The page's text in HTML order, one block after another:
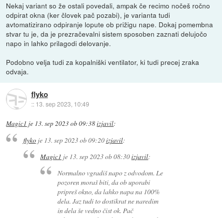
Nekaj variant so že ostali povedali, ampak če recimo nočeš ročno
odpirat okna (ker človek pač pozabi), je varianta tudi
avtomatizirano odpiranje lopute ob prižigu nape. Dokaj pomembna
stvar tu je, da je prezračevalni sistem sposoben zaznati delujočo
napo in lahko prilagodi delovanje.
Podobno velja tudi za kopalniški ventilator, ki tudi precej zraka
odvaja.
flyko
:: 13. sep 2023, 10:49
Magic1 je 13. sep 2023 ob 09:38izjavil:
flykoje 13. sep 2023 ob 09:20izjavil:
Magic1 je 13. sep 2023 ob 08:30izjavil:
Normalno vgradiš napo z odvodom. Le
pozoren moraš biti, da ob uporabi
pripreš okno, da lahko napa na 100%
dela. Jaz tudi to dostikrat ne naredim
in dela še vedno čist ok. Pač